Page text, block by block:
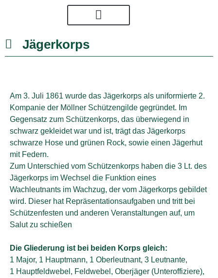
Jägerkorps
Am 3. Juli 1861 wurde das Jägerkorps als uniformierte 2.
Kompanie der Möllner Schützengilde gegründet. Im
Gegensatz zum Schützenkorps, das überwiegend in
schwarz gekleidet war und ist, trägt das Jägerkorps
schwarze Hose und grünen Rock, sowie einen Jägerhut
mit Federn.
Zum Unterschied vom Schützenkorps haben die 3 Lt. des
Jägerkorps im Wechsel die Funktion eines
Wachleutnants im Wachzug, der vom Jägerkorps gebildet
wird. Dieser hat Repräsentationsaufgaben und tritt bei
Schützenfesten und anderen Veranstaltungen auf, um
Salut zu schießen
Die Gliederung ist bei beiden Korps gleich:
1 Major, 1 Hauptmann, 1 Oberleutnant, 3 Leutnante,
1 Hauptfeldwebel, Feldwebel, Oberjäger (Unteroffiziere),